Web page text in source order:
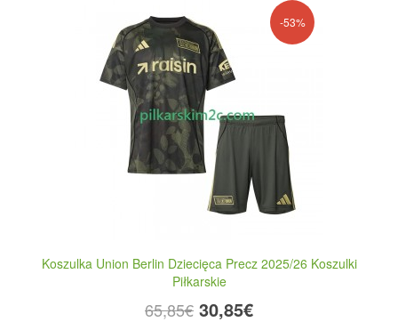
-53%
Koszulka Union Berlin Dziecięca Precz 2025/26 Koszulki
Piłkarskie
65,85€ 30,85€